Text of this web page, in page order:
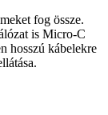
fog össze.
is Micro-C
hosszú kábelekre